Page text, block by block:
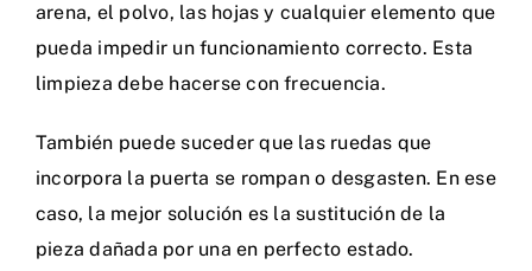
arena, el polvo, las hojas y cualquier elemento que
pueda impedir un funcionamiento correcto. Esta
limpieza debe hacerse con frecuencia.
También puede suceder que las ruedas que
incorpora la puerta se rompan o desgasten. En ese
caso, la mejor solución es la sustitución de la
pieza dañada por una en perfecto estado.